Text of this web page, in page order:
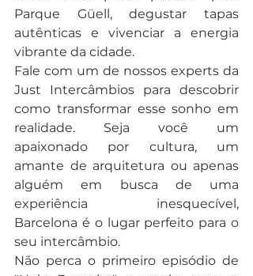
Parque Güell, degustar tapas
autênticas e vivenciar a energia
vibrante da cidade.
Fale com um de nossos experts da
Just Intercâmbios para descobrir
como transformar esse sonho em
realidade. Seja você um
apaixonado por cultura, um
amante de arquitetura ou apenas
alguém em busca de uma
experiência inesquecível,
Barcelona é o lugar perfeito para o
seu intercâmbio.
Não perca o primeiro episódio de